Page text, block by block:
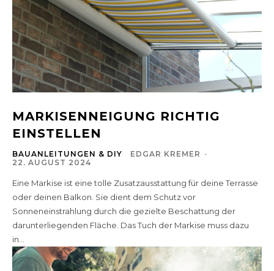
MARKISENNEIGUNG RICHTIG
EINSTELLEN
BAUANLEITUNGEN & DIY EDGAR KREMER -
22. AUGUST 2024
Eine Markise ist eine tolle Zusatzausstattung für deine Terrasse
oder deinen Balkon. Sie dient dem Schutz vor
Sonneneinstrahlung durch die gezielte Beschattung der
darunterliegenden Fläche. Das Tuch der Markise muss dazu
in...